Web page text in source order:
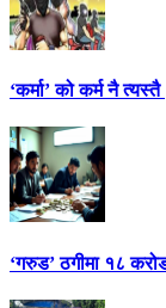
‘कर्मा’ को कर्म नै त्यस्तै
‘गरुड’ ठगीमा १८